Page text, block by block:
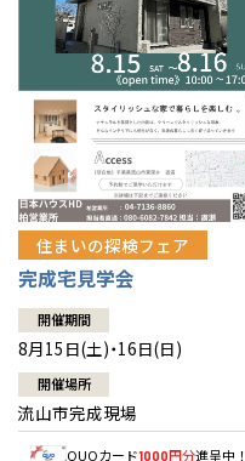
住まいの探検フェア
完成宅見学会
開催期間
8月15日(土)・16日(日)
開催場所
流山市完成現場
QUOカード1000円分進呈中！